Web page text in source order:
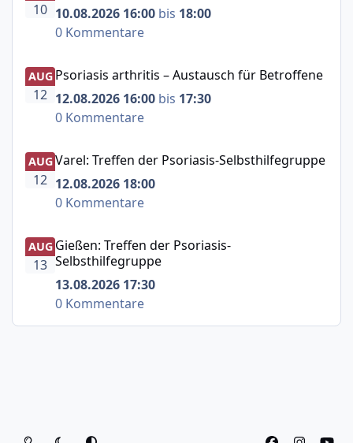
10 10.08.2026 16:00 bis 18:00
0 Kommentare
Psoriasis arthritis – Austausch für Betroffene
AUG
12
Psoriasis arthritis – Austausch für Betroffene
12.08.2026 16:00 bis 17:30
0 Kommentare
Varel: Treffen der Psoriasis-Selbsthilfegruppe
AUG
12
Varel: Treffen der Psoriasis-Selbsthilfegruppe
12.08.2026 18:00
0 Kommentare
Gießen: Treffen der Psoriasis-Selbsthilfegruppe
AUG
13
Gießen: Treffen der Psoriasis-
Selbsthilfegruppe
13.08.2026 17:30
0 Kommentare
Heller ModusDunkler Modus
Systemeinstellung